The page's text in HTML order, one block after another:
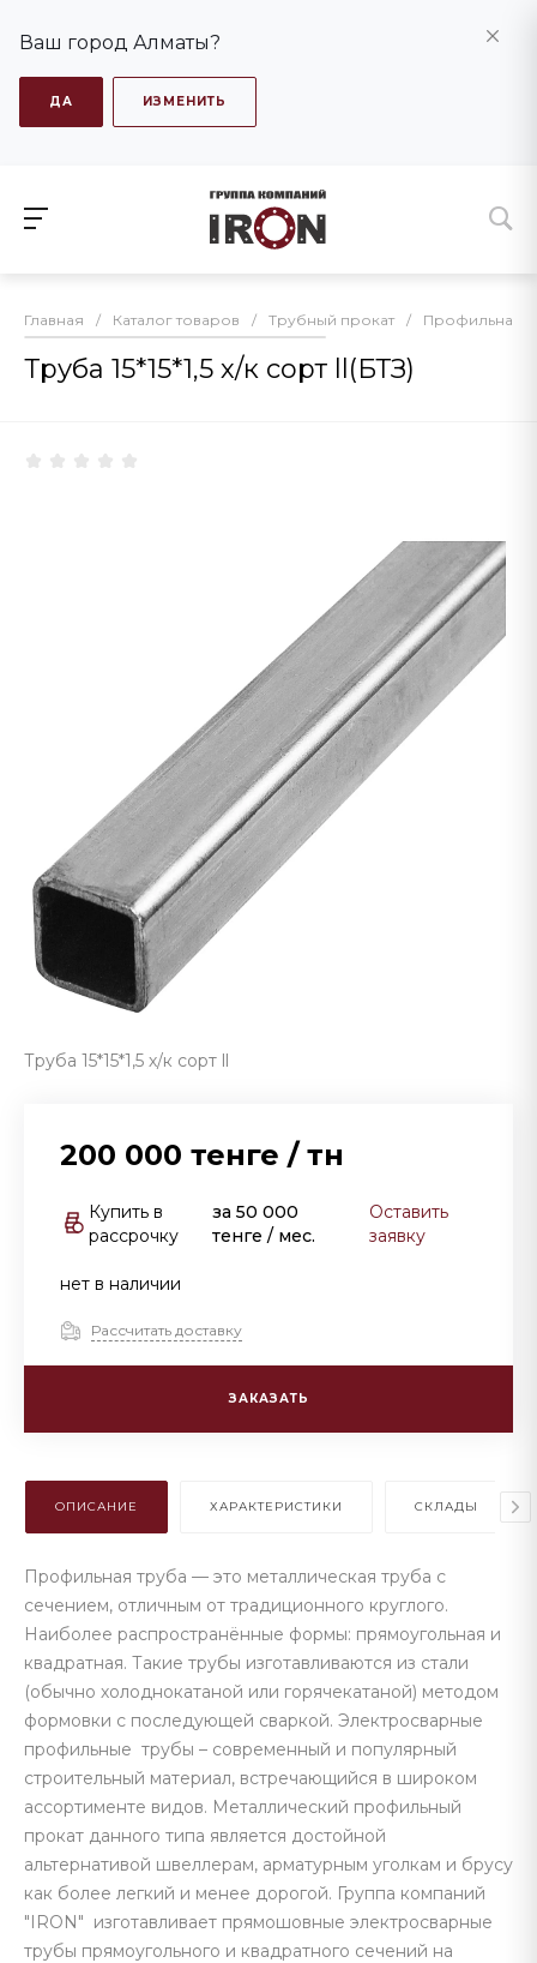
Ваш город Алматы?
ДА ИЗМЕНИТЬ
Главная / Каталог товаров / Трубный прокат / Профильная
Труба 15*15*1,5 х/к сорт ll(БТЗ)
Труба 15*15*1,5 х/к сорт ll
200 000 тенге / тн
Купить в
рассрочку
за50 000
тенге / мес.
Оставить
заявку
нет в наличии
Рассчитать доставку
ЗАКАЗАТЬ
ОПИСАНИЕ ХАРАКТЕРИСТИКИ СКЛАДЫ
Профильная труба — это металлическая труба с
сечением, отличным от традиционного круглого.
Наиболее распространённые формы: прямоугольная и
квадратная. Такие трубы изготавливаются из стали
(обычно холоднокатаной или горячекатаной) методом
формовки с последующей сваркой. Электросварные
профильные трубы – современный и популярный
строительный материал, встречающийся в широком
ассортименте видов. Металлический профильный
прокат данного типа является достойной
альтернативой швеллерам, арматурным уголкам и брусу
как более легкий и менее дорогой. Группа компаний
"IRON" изготавливает прямошовные электросварные
трубы прямоугольного и квадратного сечений на